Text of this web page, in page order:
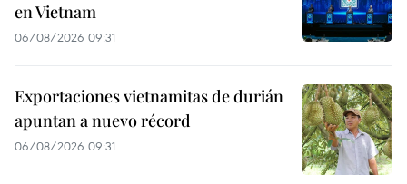
en Vietnam
06/08/2026 09:31
Exportaciones vietnamitas de durián
apuntan a nuevo récord
06/08/2026 09:31